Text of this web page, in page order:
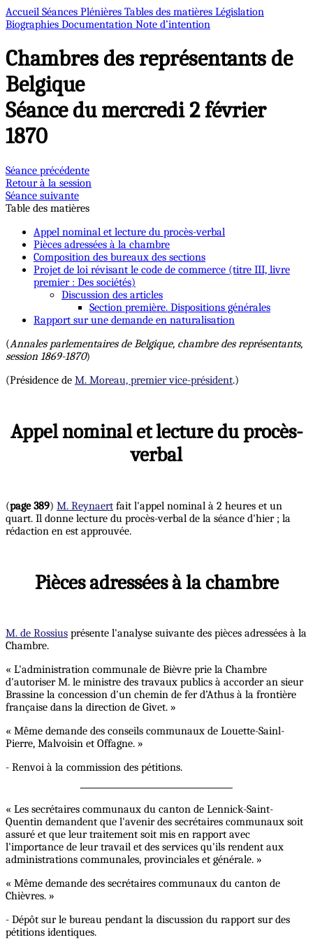
Accueil Séances Plénières Tables des matières Législation
Biographies Documentation Note d’intention
Chambres des représentants de
Belgique
Séance du mercredi 2 février
1870
Séance précédente
Retour à la session
Séance suivante
Table des matières
Appel nominal et lecture du procès-verbal
Pièces adressées à la chambre
Composition des bureaux des sections
Projet de loi révisant le code de commerce (titre III, livre
premier : Des sociétés)
Discussion des articles
Section première. Dispositions générales
Rapport sur une demande en naturalisation
(Annales parlementaires de Belgique, chambre des représentants,
session 1869-1870)
(Présidence de M. Moreau, premier vice-président.)
Appel nominal et lecture du procès-
verbal
(page 389) M. Reynaert fait l'appel nominal à 2 heures et un
quart. Il donne lecture du procès-verbal de la séance d'hier ; la
rédaction en est approuvée.
Pièces adressées à la chambre
M. de Rossius présente l'analyse suivante des pièces adressées à la
Chambre.
« L'administration communale de Bièvre prie la Chambre
d'autoriser M. le ministre des travaux publics à accorder an sieur
Brassine la concession d'un chemin de fer d’Athus à la frontière
française dans la direction de Givet. »
« Même demande des conseils communaux de Louette-Sainl-
Pierre, Malvoisin et Offagne. »
- Renvoi à la commission des pétitions.
« Les secrétaires communaux du canton de Lennick-Saint-
Quentin demandent que l'avenir des secrétaires communaux soit
assuré et que leur traitement soit mis en rapport avec
l'importance de leur travail et des services qu'ils rendent aux
administrations communales, provinciales et générale. »
« Même demande des secrétaires communaux du canton de
Chièvres. »
- Dépôt sur le bureau pendant la discussion du rapport sur des
pétitions identiques.